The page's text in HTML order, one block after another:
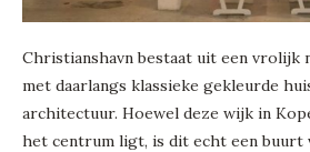
Christianshavn bestaat uit een vrolijk
met daarlangs klassieke gekleurde
architectuur. Hoewel deze wijk in
het centrum ligt, is dit echt een buurt